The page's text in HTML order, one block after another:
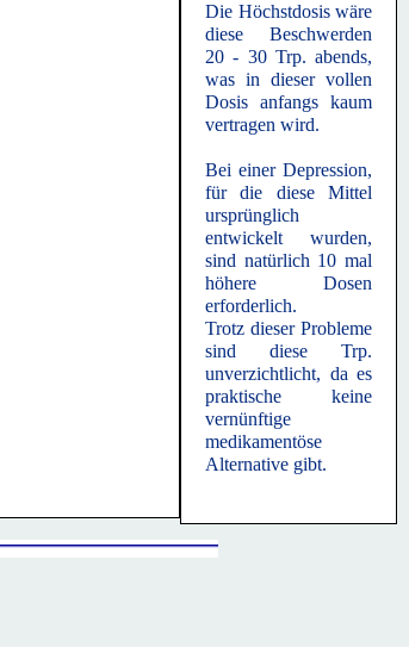
Die Höchstdosis wäre
diese Beschwerden
20 - 30 Trp. abends,
was in dieser vollen
Dosis anfangs kaum
vertragen wird.
Bei einer Depression,
für die diese Mittel
ursprünglich
entwickelt wurden,
sind natürlich 10 mal
höhere Dosen
erforderlich.
Trotz dieser Probleme
sind diese Trp.
unverzichtlicht, da es
praktische keine
vernünftige
medikamentöse
Alternative gibt.